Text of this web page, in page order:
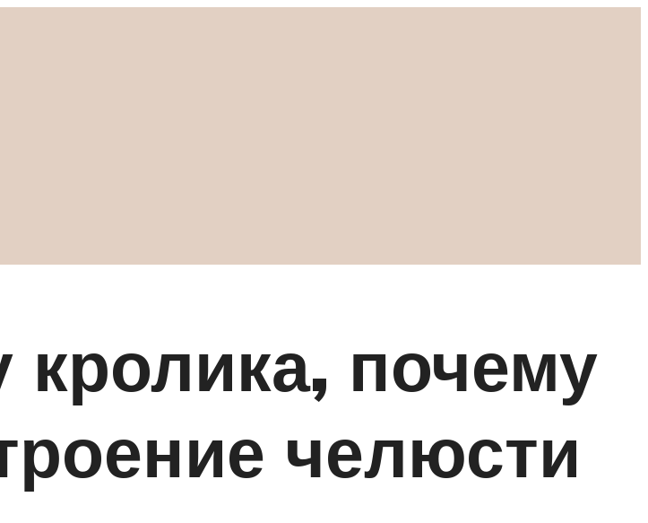
кролика, почему
челюсти